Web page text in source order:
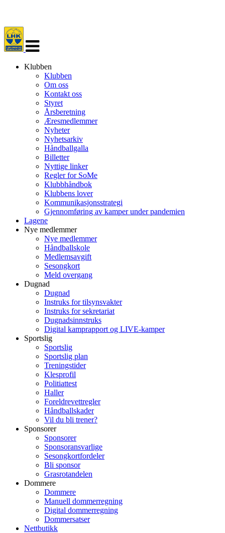
navigasjon
Klubben
Klubben
Om oss
Kontakt oss
Styret
Årsberetning
Æresmedlemmer
Nyheter
Nyhetsarkiv
Håndballgalla
Billetter
Nyttige linker
Regler for SoMe
Klubbhåndbok
Klubbens lover
Kommunikasjonsstrategi
Gjennomføring av kamper under pandemien
Lagene
Nye medlemmer
Nye medlemmer
Håndballskole
Medlemsavgift
Sesongkort
Meld overgang
Dugnad
Dugnad
Instruks for tilsynsvakter
Instruks for sekretariat
Dugnadsinnstruks
Digital kamprapport og LIVE-kamper
Sportslig
Sportslig
Sportslig plan
Treningstider
Klesprofil
Politiattest
Haller
Foreldrevettregler
Håndballskader
Vil du bli trener?
Sponsorer
Sponsorer
Sponsoransvarlige
Sesongkortfordeler
Bli sponsor
Grasrotandelen
Dommere
Dommere
Manuell dommerregning
Digital dommerregning
Dommersatser
Nettbutikk